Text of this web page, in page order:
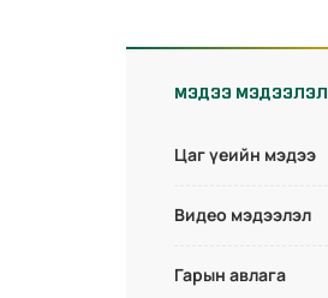
МЭДЭЭ МЭДЭЭЛЭЛ
Цаг үеийн мэдээ
Видео мэдээлэл
Гарын авлага